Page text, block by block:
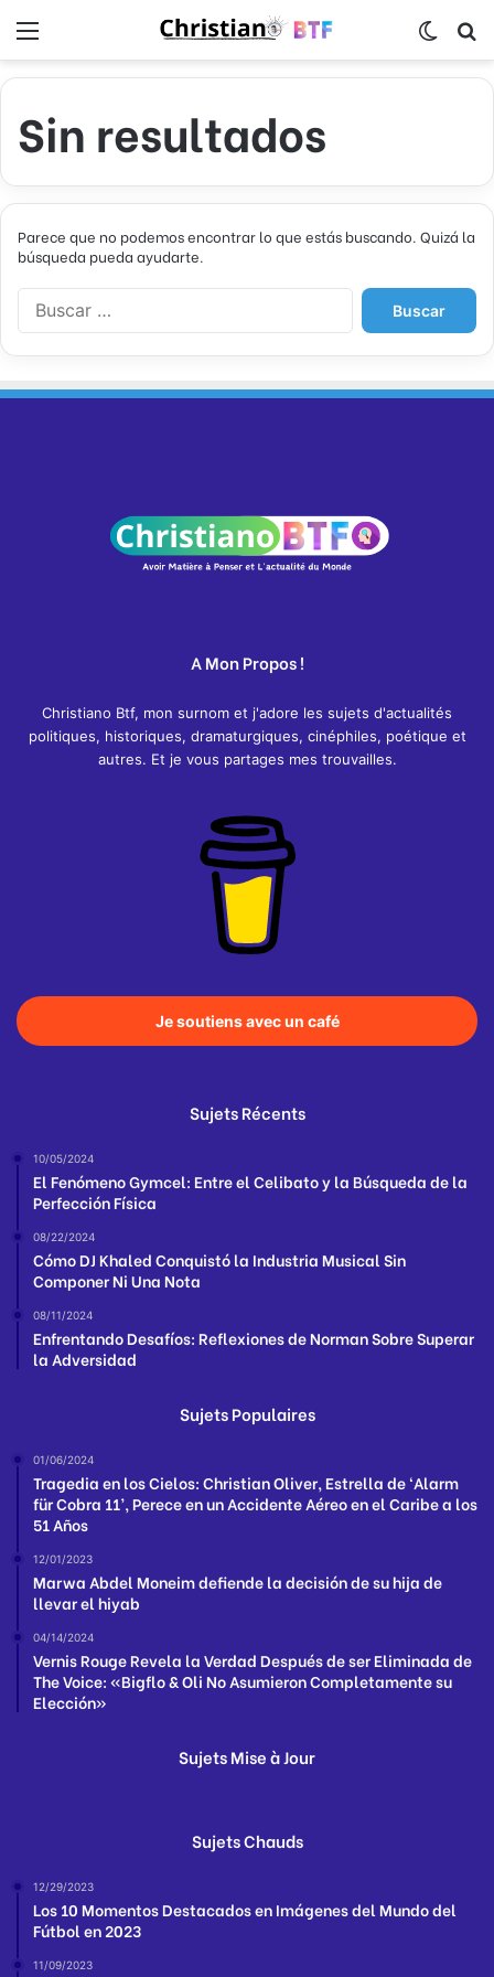
Sin resultados
Parece que no podemos encontrar lo que estás buscando. Quizá la
búsqueda pueda ayudarte.
a
A Mon Propos !
Christiano Btf, mon surnom et j'adore les sujets d'actualités
politiques, historiques, dramaturgiques, cinéphiles, poétique et
autres. Et je vous partages mes trouvailles.
Je soutiens avec un café
Sujets Récents
10/05/2024
El Fenómeno Gymcel: Entre el Celibato y la Búsqueda de la
Perfección Física
08/22/2024
Cómo DJ Khaled Conquistó la Industria Musical Sin
Componer Ni Una Nota
08/11/2024
Enfrentando Desafíos: Reflexiones de Norman Sobre Superar
la Adversidad
Sujets Populaires
01/06/2024
Tragedia en los Cielos: Christian Oliver, Estrella de ‘Alarm
für Cobra 11’, Perece en un Accidente Aéreo en el Caribe a los
51 Años
12/01/2023
Marwa Abdel Moneim defiende la decisión de su hija de
llevar el hiyab
04/14/2024
Vernis Rouge Revela la Verdad Después de ser Eliminada de
The Voice: «Bigflo & Oli No Asumieron Completamente su
Elección»
Sujets Mise à Jour
Sujets Chauds
12/29/2023
Los 10 Momentos Destacados en Imágenes del Mundo del
Fútbol en 2023
11/09/2023